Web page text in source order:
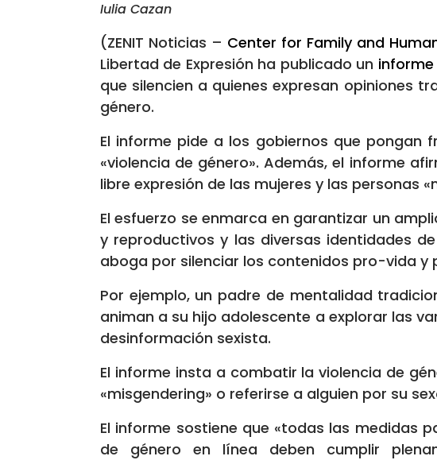
Iulia Cazan
(ZENIT Noticias – Center for Family and
Libertad de Expresión ha publicado un informe
que silencien a quienes expresan opiniones
género.
El informe pide a los gobiernos que pongan
«violencia de género». Además, el informe
libre expresión de las mujeres y las personas
El esfuerzo se enmarca en garantizar un
y reproductivos y las diversas identidades
aboga por silenciar los contenidos pro-vida
Por ejemplo, un padre de mentalidad
animan a su hijo adolescente a explorar las
desinformación sexista.
El informe insta a combatir la violencia de
«misgendering» o referirse a alguien por su
El informe sostiene que «todas las medidas
de género en línea deben cumplir